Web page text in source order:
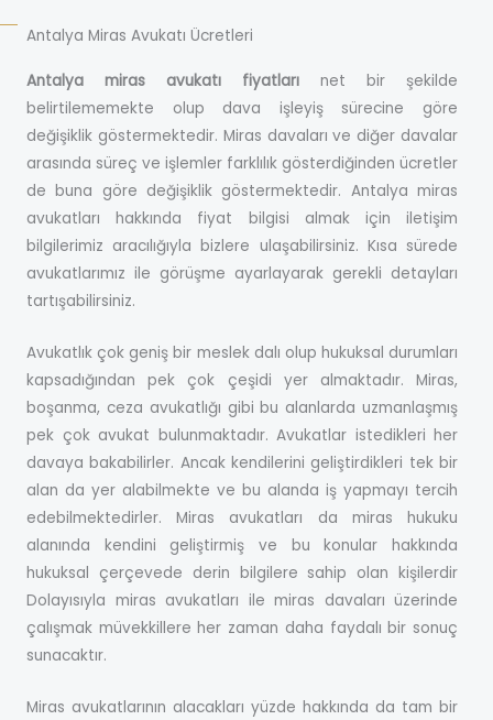
Antalya Miras Avukatı Ücretleri
Antalya miras avukatı fiyatları net bir şekilde
belirtilememekte olup dava işleyiş sürecine göre
değişiklik göstermektedir. Miras davaları ve diğer davalar
arasında süreç ve işlemler farklılık gösterdiğinden ücretler
de buna göre değişiklik göstermektedir. Antalya miras
avukatları hakkında fiyat bilgisi almak için iletişim
bilgilerimiz aracılığıyla bizlere ulaşabilirsiniz. Kısa sürede
avukatlarımız ile görüşme ayarlayarak gerekli detayları
tartışabilirsiniz.
Avukatlık çok geniş bir meslek dalı olup hukuksal durumları
kapsadığından pek çok çeşidi yer almaktadır. Miras,
boşanma, ceza avukatlığı gibi bu alanlarda uzmanlaşmış
pek çok avukat bulunmaktadır. Avukatlar istedikleri her
davaya bakabilirler. Ancak kendilerini geliştirdikleri tek bir
alan da yer alabilmekte ve bu alanda iş yapmayı tercih
edebilmektedirler. Miras avukatları da miras hukuku
alanında kendini geliştirmiş ve bu konular hakkında
hukuksal çerçevede derin bilgilere sahip olan kişilerdir
Dolayısıyla miras avukatları ile miras davaları üzerinde
çalışmak müvekkillere her zaman daha faydalı bir sonuç
sunacaktır.
Miras avukatlarının alacakları yüzde hakkında da tam bir